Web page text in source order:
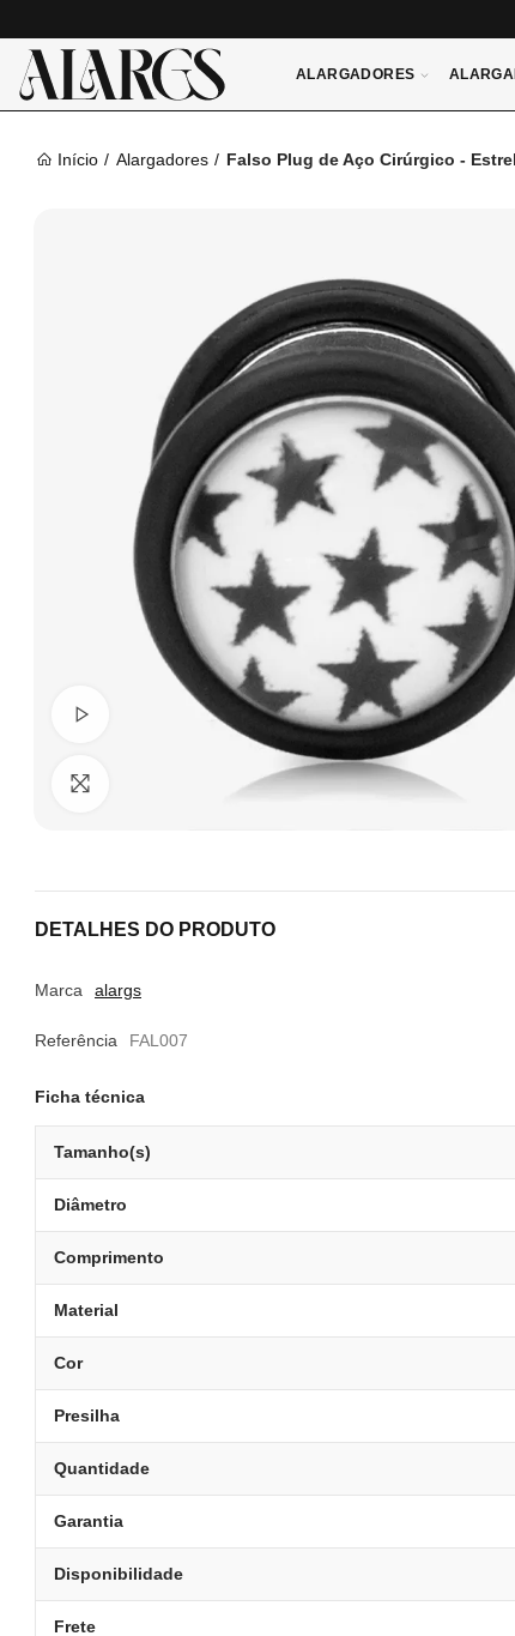
ALARGADORES
Início Alargadores Falso Plug de Aço Cirúrgico -
Ver Vídeo
Clique para ampliar
DETALHES DO PRODUTO
Marca alargs
Referência FAL007
Ficha técnica
Tamanho(s)
Diâmetro
Comprimento
Material
Cor
Presilha
Quantidade
Garantia
Disponibilidade
Frete